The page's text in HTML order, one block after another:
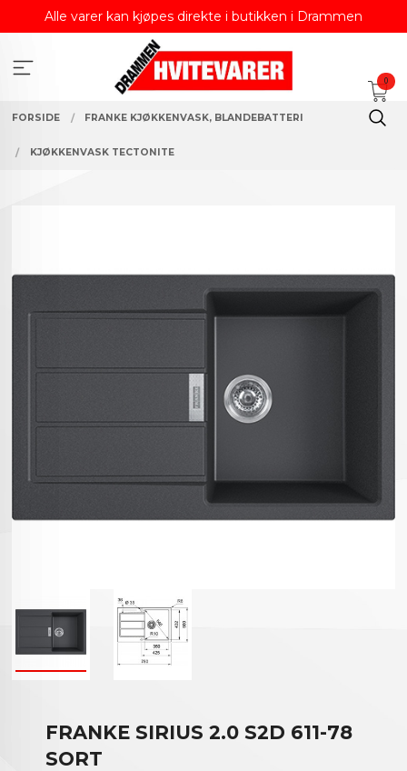
Alle varer kan kjøpes direkte i butikken i Drammen
0
FORSIDE FRANKE KJØKKENVASK, BLANDEBATTERI
KJØKKENVASK TECTONITE
FRANKE SIRIUS 2.0 S2D 611-78
SORT